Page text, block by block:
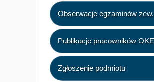
Obserwacje egzaminów zew.
Publikacje pracowników OKE
Zgłoszenie podmiotu